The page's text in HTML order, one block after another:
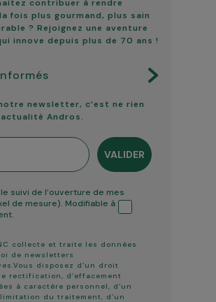
contribuer à rendre
fois plus gourmand, plus sain
? Rejoignez une aventure
innove depuis plus de 70 ans !
newsletter, c’est ne rien
Andros.
VALIDER
suivi de l’ouverture de mes
de mesure). Modifiable à
collecte et traite les données
de newsletters
disposez d’un droit
rectification, d’effacement
à caractère personnel, d’un
du traitement, d’un